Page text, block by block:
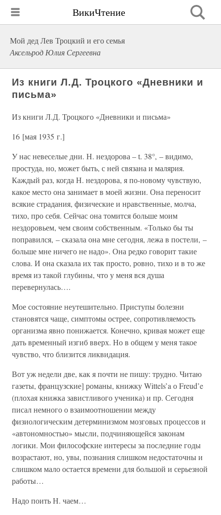
ВикиЧтение
Мой дед Лев Троцкий и его семья
Аксельрод Юлия Сергеевна
Из книги Л.Д. Троцкого «Дневники и
письма»
Из книги Л.Д. Троцкого «Дневники и письма»
16 [мая 1935 г.]
У нас невеселые дни. Н. нездорова – t. 38°, – видимо,
простуда, но, может быть, с ней связана и малярия.
Каждый раз, когда Н. нездорова, я по-новому чувствую,
какое место она занимает в моей жизни. Она переносит
всякие страдания, физические и нравственные, молча,
тихо, про себя. Сейчас она томится больше моим
нездоровьем, чем своим собственным. «Только бы ты
поправился, – сказала она мне сегодня, лежа в постели, –
больше мне ничего не надо». Она редко говорит такие
слова. И она сказала их так просто, ровно, тихо и в то же
время из такой глубины, что у меня вся душа
перевернулась….
Мое состояние неутешительно. Приступы болезни
становятся чаще, симптомы острее, сопротивляемость
организма явно понижается. Конечно, кривая может еще
дать временный изгиб вверх. Но в общем у меня такое
чувство, что близится ликвидация.
Вот уж недели две, как я почти не пишу: трудно. Читаю
газеты, французские] романы, книжку Wittels’a о Freud’e
(плохая книжка завистливого ученика) и пр. Сегодня
писал немного о взаимоотношении между
физиологическим детерминизмом мозговых процессов и
«автономностью» мысли, подчиняющейся законам
логики. Мои философские интересы за последние годы
возрастают, но, увы, познания слишком недостаточны и
слишком мало остается времени для большой и серьезной
работы…
Надо поить Н. чаем…